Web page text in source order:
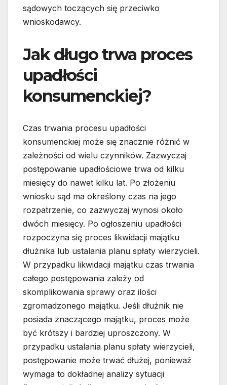
sądowych toczących się przeciwko
wnioskodawcy.
Jak długo trwa proces
upadłości
konsumenckiej?
Czas trwania procesu upadłości
konsumenckiej może się znacznie różnić w
zależności od wielu czynników. Zazwyczaj
postępowanie upadłościowe trwa od kilku
miesięcy do nawet kilku lat. Po złożeniu
wniosku sąd ma określony czas na jego
rozpatrzenie, co zazwyczaj wynosi około
dwóch miesięcy. Po ogłoszeniu upadłości
rozpoczyna się proces likwidacji majątku
dłużnika lub ustalania planu spłaty wierzycieli.
W przypadku likwidacji majątku czas trwania
całego postępowania zależy od
skomplikowania sprawy oraz ilości
zgromadzonego majątku. Jeśli dłużnik nie
posiada znaczącego majątku, proces może
być krótszy i bardziej uproszczony. W
przypadku ustalania planu spłaty wierzycieli,
postępowanie może trwać dłużej, ponieważ
wymaga to dokładnej analizy sytuacji